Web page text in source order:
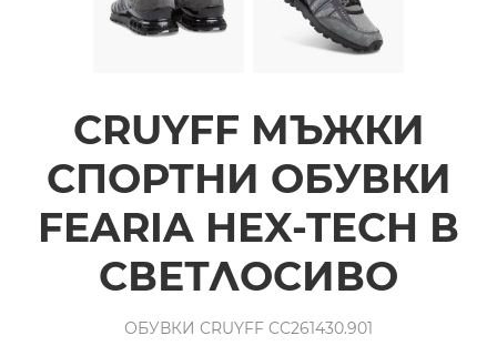
CRUYFF МЪЖКИ
СПОРТНИ ОБУВКИ
FEARIA HEX-TECH В
СВЕТЛОСИВО
ОБУВКИ CRUYFF CC261430.901